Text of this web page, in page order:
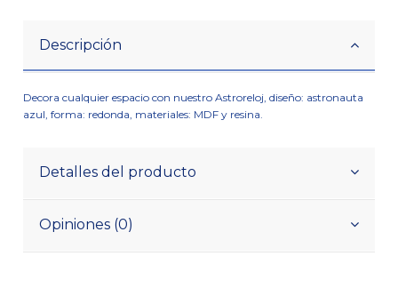
Descripción
Decora cualquier espacio con nuestro Astroreloj, diseño: astronauta
azul, forma: redonda, materiales: MDF y resina.
Detalles del producto
Opiniones (0)